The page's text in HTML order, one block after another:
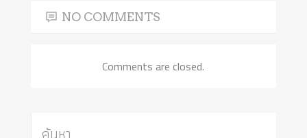
NO COMMENTS
Comments are closed.